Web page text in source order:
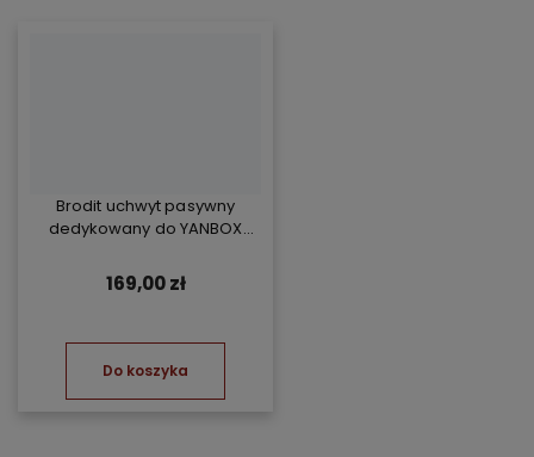
Brodit uchwyt pasywny
dedykowany do YANBOX
169,00 zł
Do koszyka